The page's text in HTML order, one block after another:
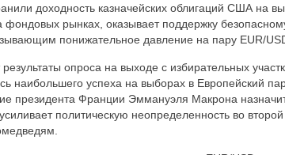
доходность казначейских облигаций США на
рынках, оказывает поддержку
понижательное давление на пару EUR/
опроса на выходе с избирательных
наибольшего успеха на выборах в Европейский
президента Франции Эммануэля Макрона
политическую неопределенность во